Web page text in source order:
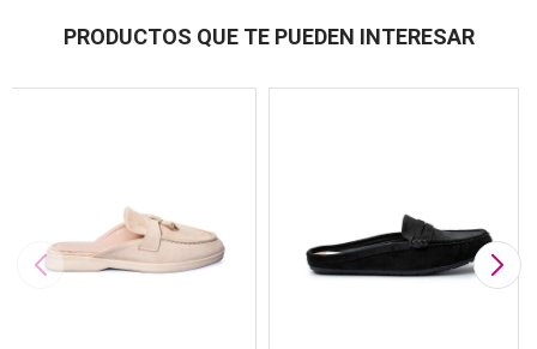
PRODUCTOS QUE TE PUEDEN INTERESAR